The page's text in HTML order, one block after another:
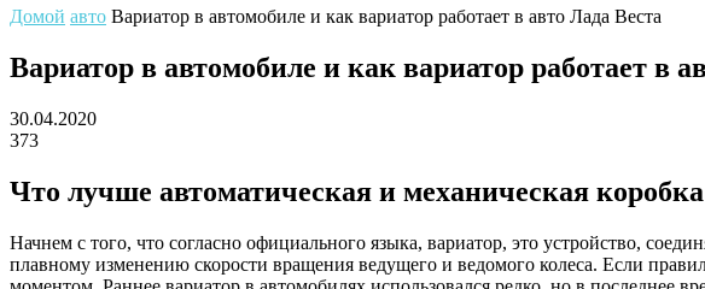
Домой авто Вариатор в автомобиле и как вариатор работает в авто Лада Веста
Вариатор в автомобиле и как вариатор работает в
30.04.2020
373
Что лучше автоматическая и механическая
Начнем с того, что согласно официального языка, вариатор, это устройство,
плавному изменению скорости вращения ведущего и ведомого колеса. Если